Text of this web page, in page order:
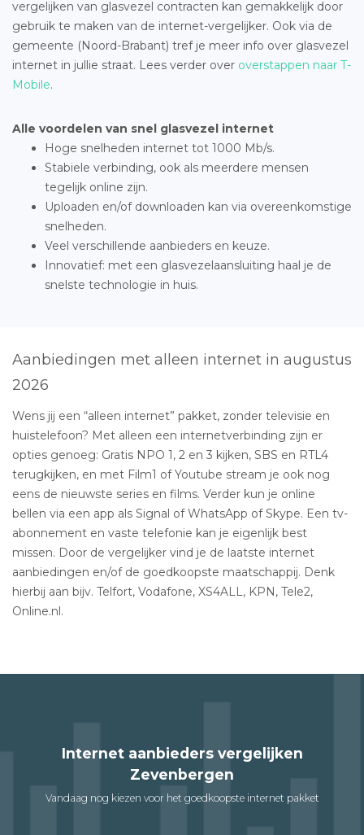
vergelijken van glasvezel contracten kan gemakkelijk door
gebruik te maken van de internet-vergelijker. Ook via de
gemeente (Noord-Brabant) tref je meer info over glasvezel
internet in jullie straat. Lees verder over overstappen naar T-
Mobile.
Alle voordelen van snel glasvezel internet
Hoge snelheden internet tot 1000 Mb/s.
Stabiele verbinding, ook als meerdere mensen
tegelijk online zijn.
Uploaden en/of downloaden kan via overeenkomstige
snelheden.
Veel verschillende aanbieders en keuze.
Innovatief: met een glasvezelaansluiting haal je de
snelste technologie in huis.
Aanbiedingen met alleen internet in augustus
2026
Wens jij een “alleen internet” pakket, zonder televisie en
huistelefoon? Met alleen een internetverbinding zijn er
opties genoeg: Gratis NPO 1, 2 en 3 kijken, SBS en RTL4
terugkijken, en met Film1 of Youtube stream je ook nog
eens de nieuwste series en films. Verder kun je online
bellen via een app als Signal of WhatsApp of Skype. Een tv-
abonnement en vaste telefonie kan je eigenlijk best
missen. Door de vergelijker vind je de laatste internet
aanbiedingen en/of de goedkoopste maatschappij. Denk
hierbij aan bijv. Telfort, Vodafone, XS4ALL, KPN, Tele2,
Online.nl.
Internet aanbieders vergelijken
Zevenbergen
Vandaag nog kiezen voor het goedkoopste internet pakket